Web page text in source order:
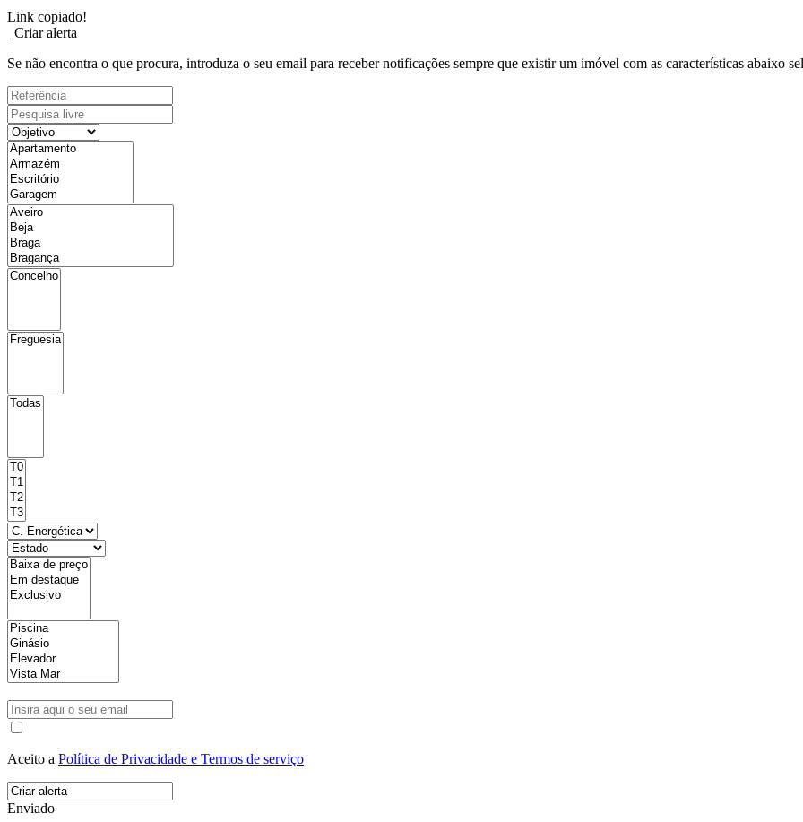
Link copiado!
Criar alerta
Se não encontra o que procura, introduza o seu email para receber notificações sempre que existir um imóvel com as características abaixo
Aceito a Política de Privacidade e Termos de serviço
Enviado